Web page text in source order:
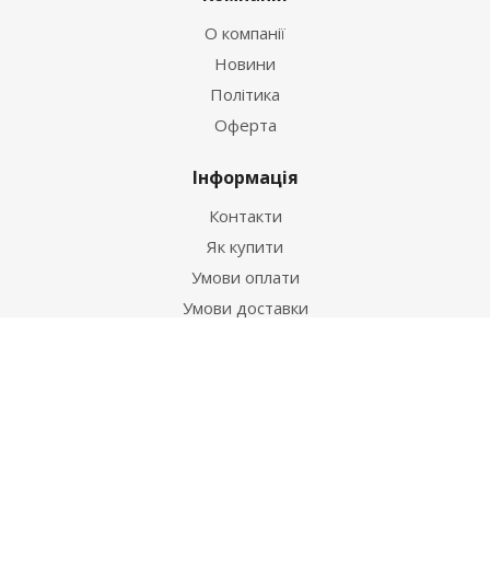
О компанії
Новини
Політика
Оферта
Інформація
Контакти
Як купити
Умови оплати
Умови доставки